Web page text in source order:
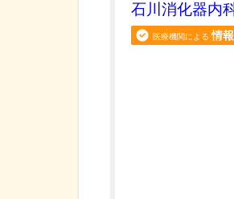
石川消化器内
医療機関による 情